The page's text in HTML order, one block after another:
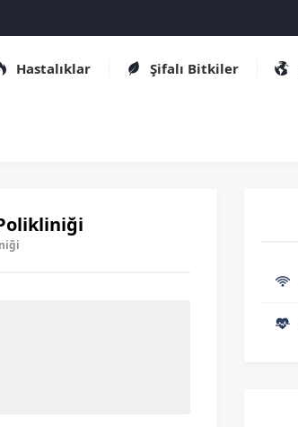
Hastalıklar Şifalı Bitkiler